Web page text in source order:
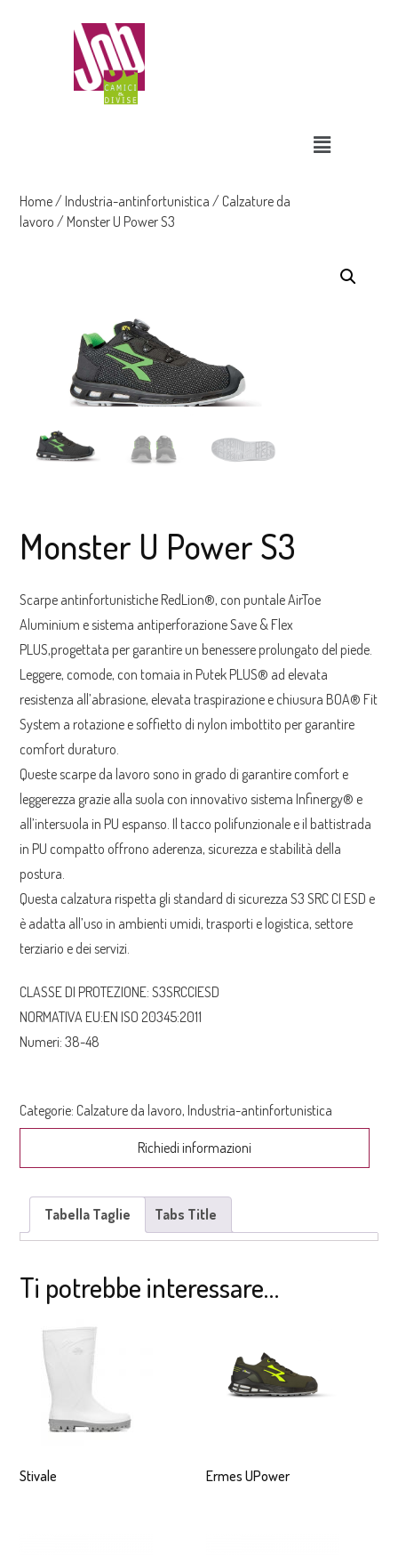
Home/ Industria-antinfortunistica / Calzature da
lavoro / Monster U Power S3
Monster U Power S3
Scarpe antinfortunistiche RedLion®, con puntale AirToe
Aluminium e sistema antiperforazione Save & Flex
PLUS,progettata per garantire un benessere prolungato del piede.
Leggere, comode, con tomaia in Putek PLUS® ad elevata
resistenza all’abrasione, elevata traspirazione e chiusura BOA® Fit
System a rotazione e soffietto di nylon imbottito per garantire
comfort duraturo.
Queste scarpe da lavoro sono in grado di garantire comfort e
leggerezza grazie alla suola con innovativo sistema Infinergy® e
all’intersuola in PU espanso. Il tacco polifunzionale e il battistrada
in PU compatto offrono aderenza, sicurezza e stabilità della
postura.
Questa calzatura rispetta gli standard di sicurezza S3 SRC CI ESD e
è adatta all’uso in ambienti umidi, trasporti e logistica, settore
terziario e dei servizi.
CLASSE DI PROTEZIONE: S3SRCCIESD
NORMATIVA EU:EN ISO 20345:2011
Numeri: 38-48
Categorie: Calzature da lavoro, Industria-antinfortunistica
Richiedi informazioni
Tabella Taglie Tabs Title
Ti potrebbe interessare…
Stivale Ermes UPower